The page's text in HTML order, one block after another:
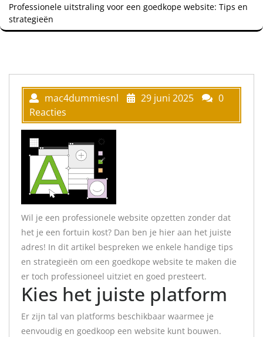
Professionele uitstraling voor een goedkope website: Tips en
strategieën
mac4dummiesnl 29 juni 2025
0
Reacties
Wil je een professionele website opzetten zonder dat
het je een fortuin kost? Dan ben je hier aan het juiste
adres! In dit artikel bespreken we enkele handige tips
en strategieën om een goedkope website te maken die
er toch professioneel uitziet en goed presteert.
Kies het juiste platform
Er zijn tal van platforms beschikbaar waarmee je
eenvoudig en goedkoop een website kunt bouwen.